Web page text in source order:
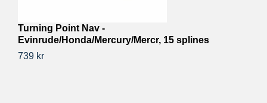
Turning Point Nav -
Evinrude/Honda/Mercury/Mercr, 15 splines
739 kr